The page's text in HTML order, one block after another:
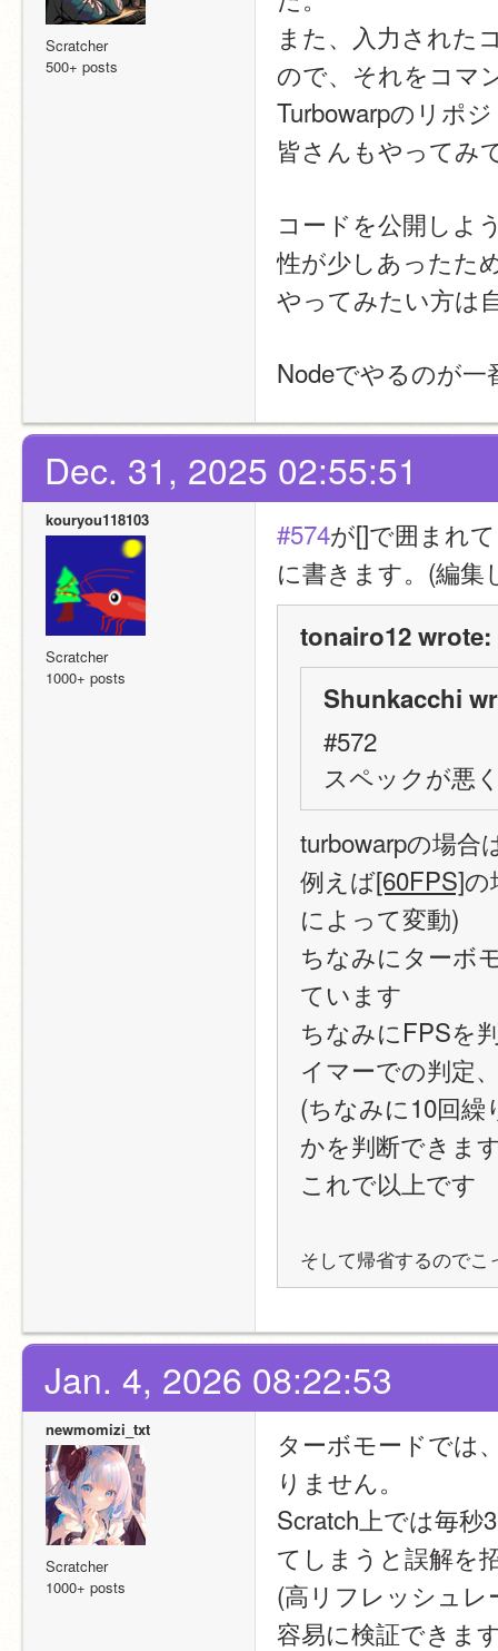
Scratcher
500+ posts
また、入力された
ので、それをコマ
Turbowarpのリポ
皆さんもやってみ
コードを公開しよ
性が少しあったた
やってみたい方は
Nodeでやるのが一
Dec. 31, 2025 02:55:51
kouryou118103
Scratcher
1000+ posts
#574が[]で囲まれ
に書きます。(編集
tonairo12 wrote:
Shunkacchi
#572
スペックが悪
turbowarpの場合
例えば[60FPS]の
によって変動)
ちなみにターボ
ています
ちなみにFPSを
イマーでの判定
(ちなみに10回
かを判断できま
これで以上です
そして帰省するので
Jan. 4, 2026 08:22:53
newmomizi_txt
Scratcher
1000+ posts
ターボモードでは
りません。
Scratch上では毎秒
てしまうと誤解を
(高リフレッシュ
容易に検証できま